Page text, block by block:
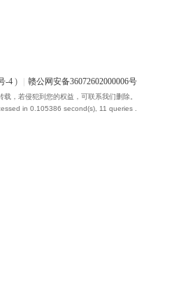
-4 ) 赣公网安备36072602000006号
，若侵犯到您的权益，可联系我们删除。
in 0.105386 second(s), 11 queries .